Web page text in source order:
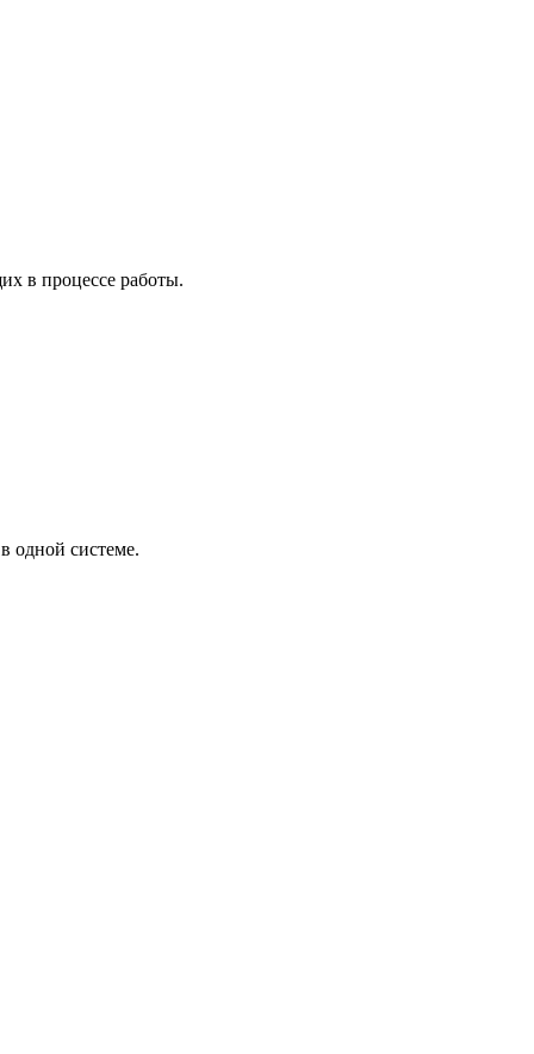
в процессе работы.
одной системе.